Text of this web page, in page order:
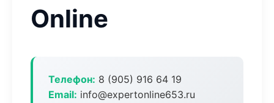
Online
Телефон: 8 (905) 916 64 19
Email: info@expertonline653.ru